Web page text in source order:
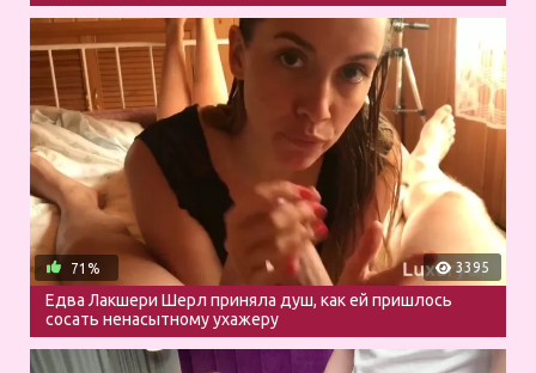
3395
71%
Едва Лакшери Шерл приняла душ, как ей пришлось
сосать ненасытному ухажеру